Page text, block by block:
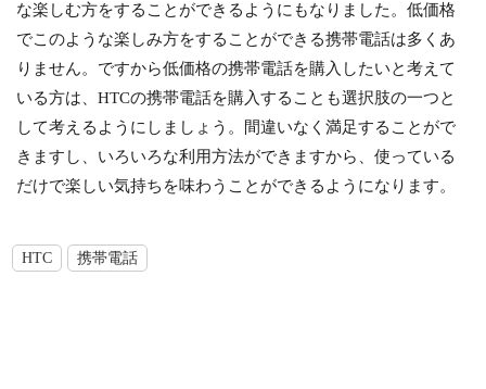
な楽しむ方をすることができるようにもなりました。低価格
でこのような楽しみ方をすることができる携帯電話は多くあ
りません。ですから低価格の携帯電話を購入したいと考えて
いる方は、HTCの携帯電話を購入することも選択肢の一つと
して考えるようにしましょう。間違いなく満足することがで
きますし、いろいろな利用方法ができますから、使っている
だけで楽しい気持ちを味わうことができるようになります。
HTC 携帯電話